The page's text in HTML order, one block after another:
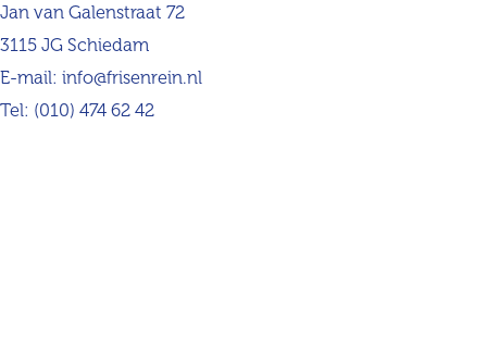
Jan van Galenstraat 72
3115 JG Schiedam
E-mail: info@frisenrein.nl
Tel: (010) 474 62 42